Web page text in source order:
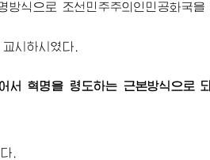
방식으로 조선민주주의인민공화국을
시하시였다.
서 혁명을 령도하는 근본방식으로
.